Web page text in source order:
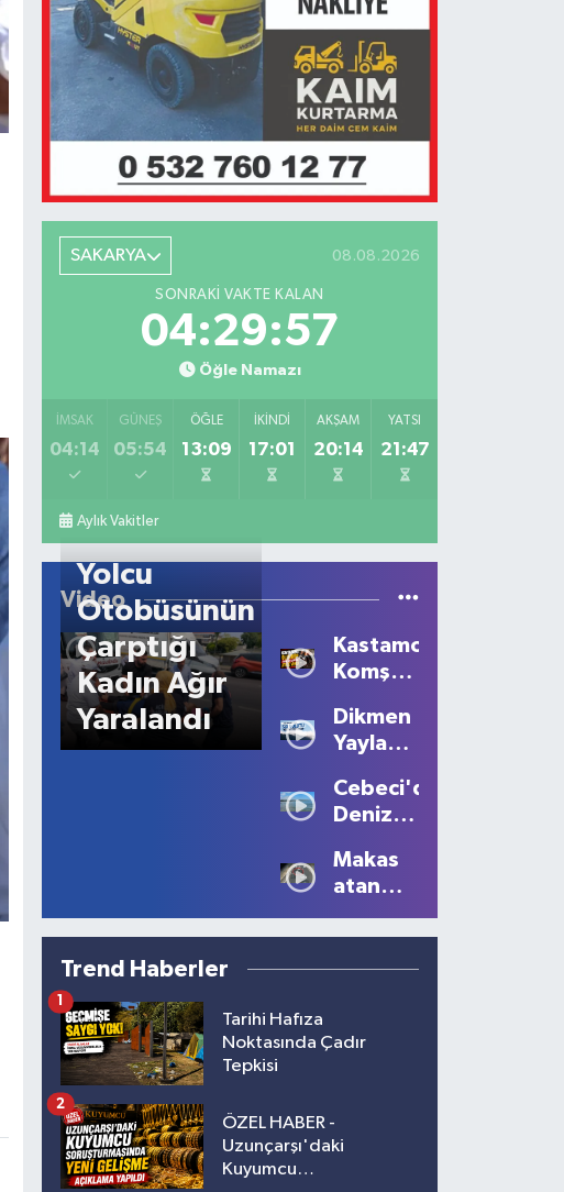
SAKARYA 08.08.2026
SONRAKI VAKTE KALAN
04:29:57
Öğle Namazı
İMSAK
04:14
GÜNEŞ
05:54
ÖĞLE
13:09
İKINDI
17:01
AKŞAM
20:14
YATSI
21:47
Aylık Vakitler
Video
Yolcu
Otobüsünün
Çarptığı
Kadın Ağır
Yaralandı
Kastamonu'da
Komşu
Kanlı
Bitti: 1
Ölü, 2
Yaralı!
Dikmen
Yaylası'nda
Büyüledi:
Kartpostallık
Manzaralar
Oluştu
Cebeci'de
Deniz
Tüm
Güzelliğiyle
Devam
Makas
atan
10 bin
lira ceza
Trend Haberler
Tarihi Hafıza
Noktasında Çadır
Tepkisi
1
ÖZEL HABER -
Uzunçarşı'daki
Kuyumcu
2